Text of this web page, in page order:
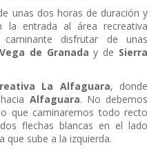
unas dos horas de duración y
la entrada al área recreativa
disfrutar de unas
Vega de Granaday de Sierra
La Alfaguara, donde
Alfaguara. No debemos
que caminaremos todo recto
flechas blancas en el lado
que sube a la izquierda.